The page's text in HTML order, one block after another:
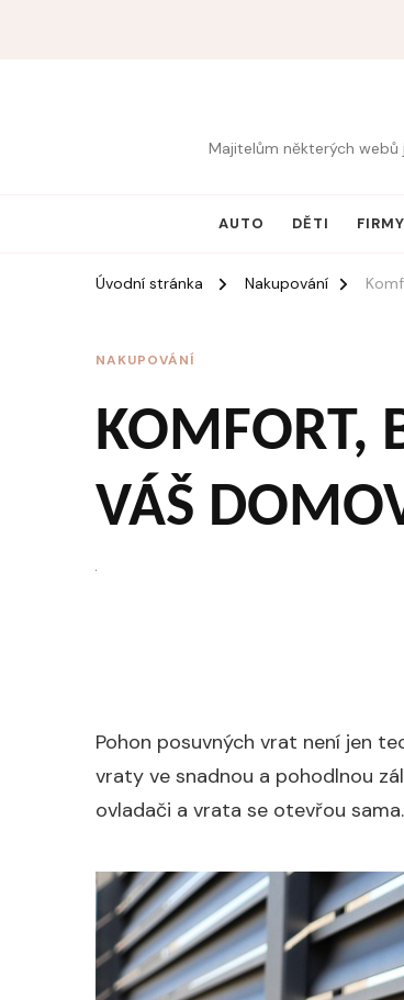
Majitelům některých
AUTO DĚTI FIRMY
Úvodní stránka Nakupování
NAKUPOVÁNÍ
KOMFORT,
VÁŠ
Pohon posuvných vrat není jen
vraty ve snadnou a pohodlnou
ovladači a vrata se otevřou